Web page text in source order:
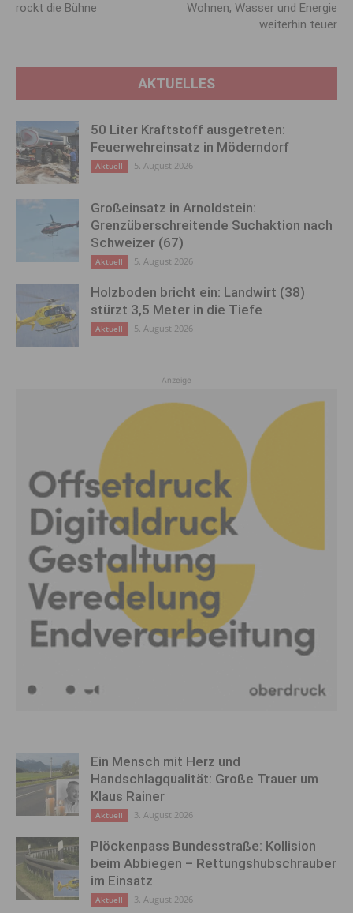
rockt die Bühne
Wohnen, Wasser und Energie
weiterhin teuer
AKTUELLES
50 Liter Kraftstoff ausgetreten:
Feuerwehreinsatz in Möderndorf
Aktuell 5. August 2026
Großeinsatz in Arnoldstein:
Grenzüberschreitende Suchaktion nach
Schweizer (67)
Aktuell 5. August 2026
Holzboden bricht ein: Landwirt (38)
stürzt 3,5 Meter in die Tiefe
Aktuell 5. August 2026
Anzeige
Ein Mensch mit Herz und
Handschlagqualität: Große Trauer um
Klaus Rainer
Aktuell 3. August 2026
Plöckenpass Bundesstraße: Kollision
beim Abbiegen – Rettungshubschrauber
im Einsatz
Aktuell 3. August 2026